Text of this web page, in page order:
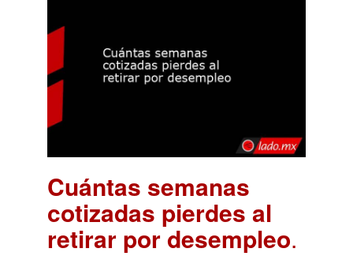
Cuántas semanas
cotizadas pierdes al
retirar por desempleo.